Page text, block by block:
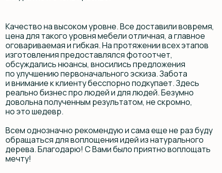
Я подтверждаю ознакомление с Политикой обработки
персональных данных и даю согласие на обработку
персональных данных в порядке и на условиях, указанных в
Политике